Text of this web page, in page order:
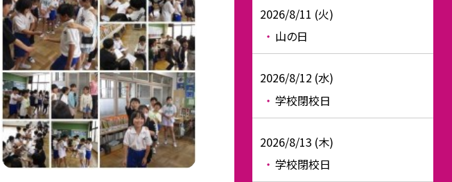
2026/8/11 (火)
山の日
2026/8/12 (水)
学校閉校日
2026/8/13 (木)
学校閉校日